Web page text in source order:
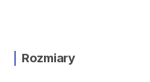
Rozmiary